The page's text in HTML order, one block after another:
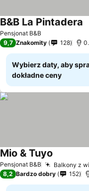
Pensjonat B&B
B&B La Pintadera
9,7 Znakomity 128
Wybierz daty, aby
dokładne ceny
Pensjonat B&B Balkony z
Mio & Tuyo
8,2 Bardzo dobry 152